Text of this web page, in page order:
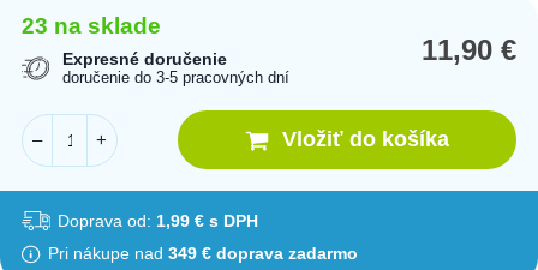
23 na sklade
Expresné doručenie
doručenie do 3-5 pracovných dní
11,90€
– + Vložiť do košíka
Doprava od: 1,99 € s DPH
Pri nákupe nad 349 € doprava zadarmo